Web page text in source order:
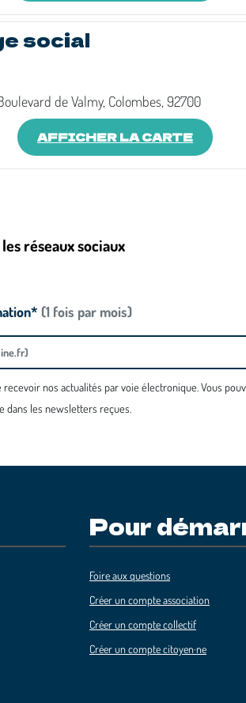
social
de Valmy, Colombes, 92700
AFFICHER LA CARTE
réseaux sociaux
(1 fois par mois)
nos actualités par voie électronique. Vous
dans les newsletters reçues.
Pour
Foire aux questions
Créer un compte association
Créer un compte collectif
Créer un compte citoyen·ne